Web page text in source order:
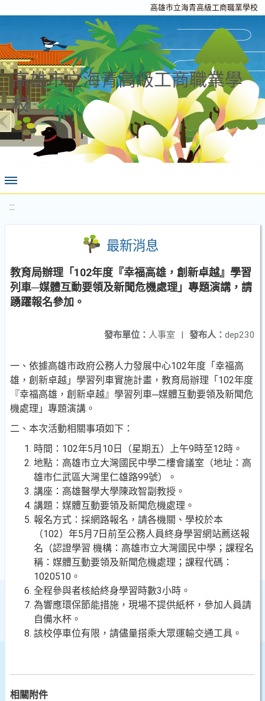
高雄市立海青高級工商職業學校
高雄市立海青高級工商職業學
校
:::
最新消息
教育局辦理「102年度『幸福高雄，創新卓越』學習
列車─媒體互動要領及新聞危機處理」專題演講，請
踴躍報名參加。
發布人： dep230
發布單位： 人事室 |
一、依據高雄市政府公務人力發展中心102年度「幸福高
雄，創新卓越」學習列車實施計畫，教育局辦理「102年度
『幸福高雄，創新卓越』學習列車─媒體互動要領及新聞危
機處理」專題演講。
二、本次活動相關事項如下：
時間：102年5月10日（星期五）上午9時至12時。
地點：高雄市立大灣國民中學二樓會議室（地址：高
雄市仁武區大灣里仁雄路99號）。
講座：高雄醫學大學陳政智副教授。
講題：媒體互動要領及新聞危機處理。
報名方式：採網路報名，請各機關、學校於本
（102）年5月7日前至公務人員終身學習網站薦送報
名（認證學習 機構：高雄市立大灣國民中學；課程名
稱：媒體互動要領及新聞危機處理；課程代碼：
1020510。
全程參與者核給終身學習時數3小時。
為響應環保節能措施，現場不提供紙杯，參加人員請
自備水杯。
該校停車位有限，請儘量搭乘大眾運輸交通工具。
相關附件